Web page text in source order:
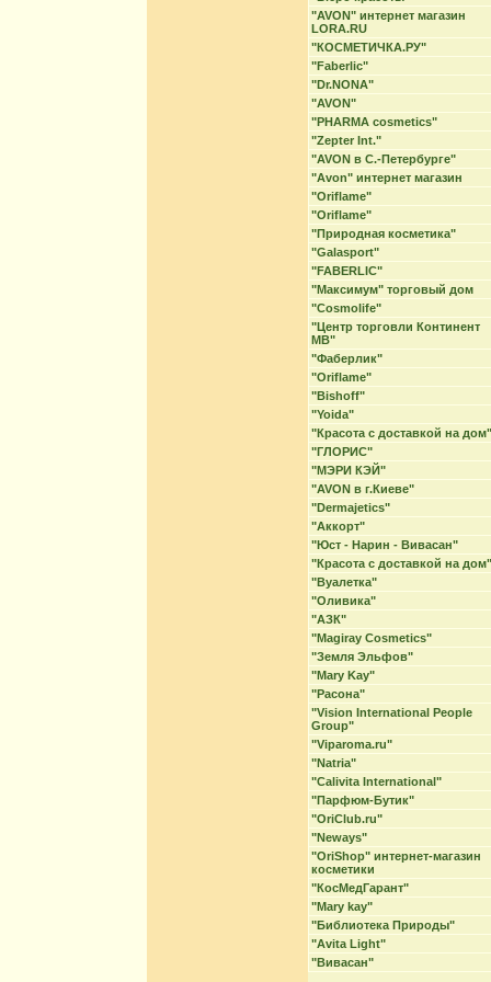
"AVON" интернет магазин
LORA.RU
"КОСМЕТИЧКА.РУ"
"Faberlic"
"Dr.NONA"
"AVON"
"PHARMA cosmetics"
"Zepter Int."
"AVON в С.-Петербурге"
"Avon" интернет магазин
"Oriflame"
"Oriflame"
"Природная косметика"
"Galasport"
"FABERLIC"
"Максимум" торговый дом
"Cosmolife"
"Центр торговли Континент
МВ"
"Фаберлик"
"Oriflame"
"Bishoff"
"Yoida"
"Красота с доставкой на дом"
"ГЛОРИС"
"МЭРИ КЭЙ"
"AVON в г.Киеве"
"Dermajetics"
"Аккорт"
"Юст - Нарин - Вивасан"
"Красота с доставкой на дом"
"Вуалетка"
"Оливика"
"АЗК"
"Magiray Cosmetics"
"Земля Эльфов"
"Mary Kay"
"Расона"
"Vision International People
Group"
"Viparoma.ru"
"Natria"
"Calivita International"
"Парфюм-Бутик"
"OriClub.ru"
"Neways"
"OriShop" интернет-магазин
косметики
"КосМедГарант"
"Mary kay"
"Библиотека Природы"
"Avita Light"
"Вивасан"